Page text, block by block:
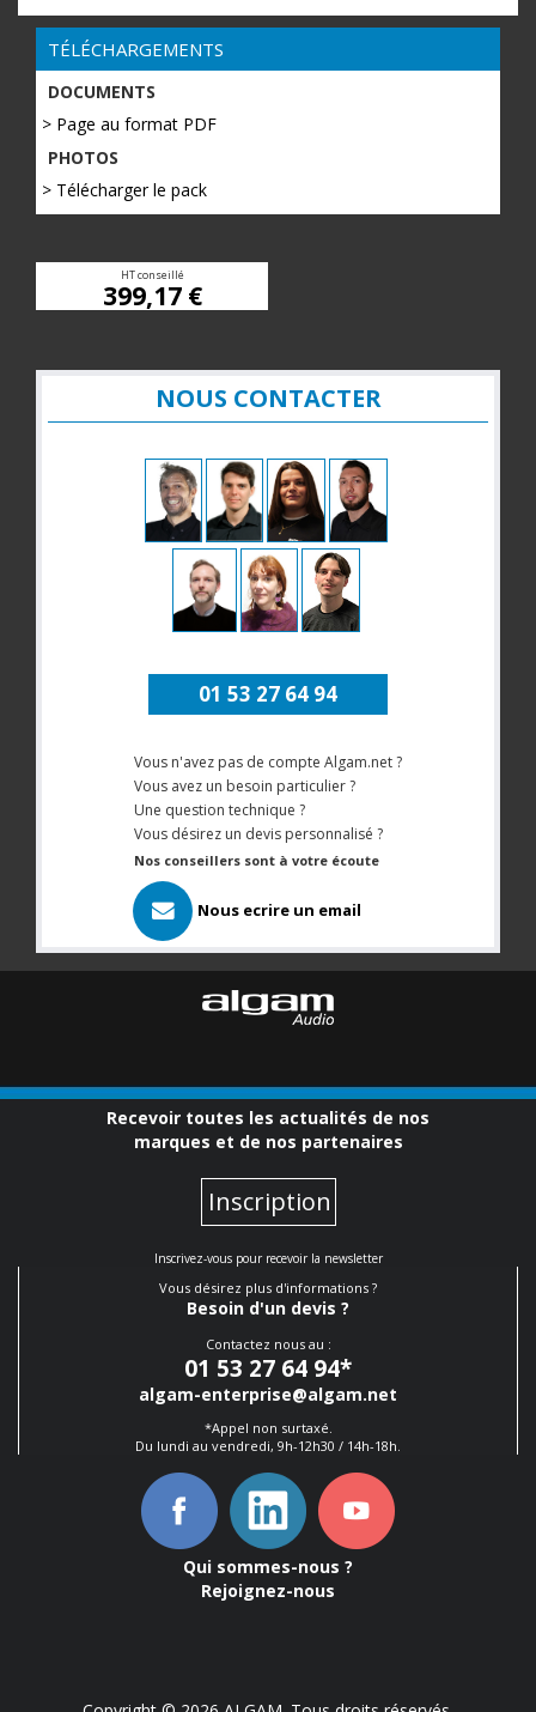
TÉLÉCHARGEMENTS
DOCUMENTS
> Page au format PDF
PHOTOS
> Télécharger le pack
HT conseillé
399,17 €
NOUS CONTACTER
01 53 27 64 94
Vous n'avez pas de compte Algam.net ?
Vous avez un besoin particulier ?
Une question technique ?
Vous désirez un devis personnalisé ?
Nos conseillers sont à votre écoute
Nous ecrire un email
Recevoir toutes les actualités de nos
marques et de nos partenaires
Inscription
Inscrivez-vous pour recevoir la newsletter
Vous désirez plus d'informations ?
Besoin d'un devis ?
Contactez nous au :
01 53 27 64 94*
algam-enterprise@algam.net
*Appel non surtaxé.
Du lundi au vendredi, 9h-12h30 / 14h-18h.
Qui sommes-nous ?
Rejoignez-nous